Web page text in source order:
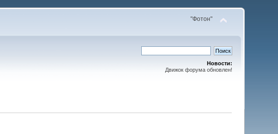
"Фотон"
Новости:
Движок форума обновлен!